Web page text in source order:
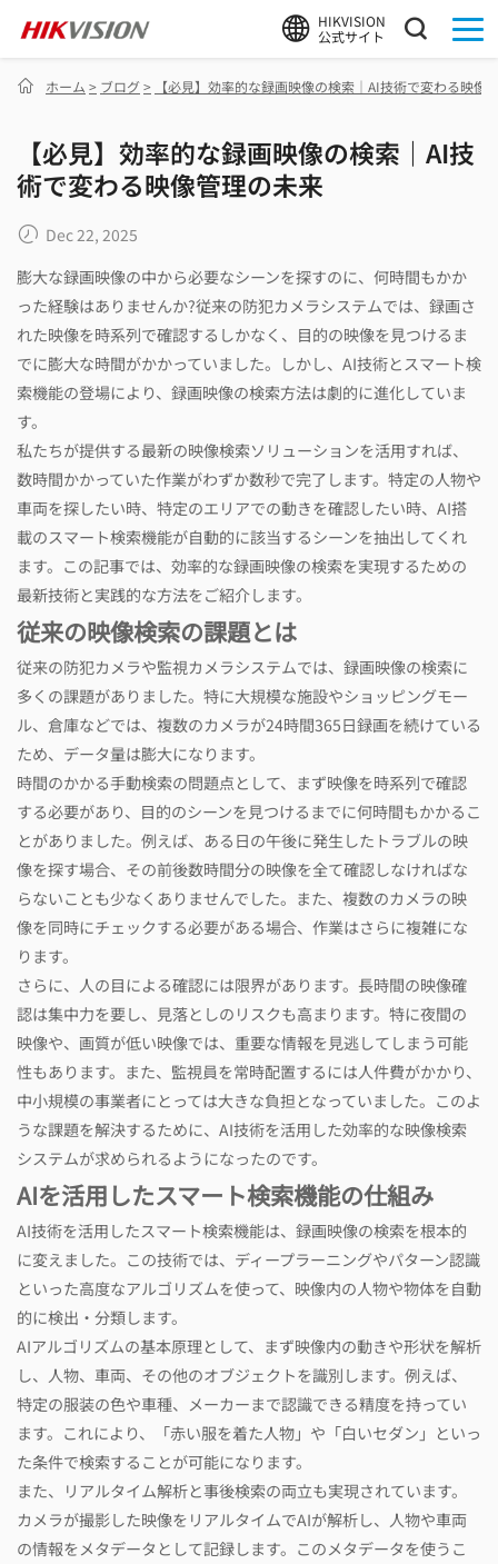
HIKVISION
公式サイト
ホーム > ブログ> 【必見】効率的な録画映像の検索｜AI技術で変わる映像
【必見】効率的な録画映像の検索｜AI技
術で変わる映像管理の未来
Dec 22, 2025
膨大な録画映像の中から必要なシーンを探すのに、何時間もかか
った経験はありませんか?従来の防犯カメラシステムでは、録画さ
れた映像を時系列で確認するしかなく、目的の映像を見つけるま
でに膨大な時間がかかっていました。しかし、AI技術とスマート検
索機能の登場により、録画映像の検索方法は劇的に進化していま
す。
私たちが提供する最新の映像検索ソリューションを活用すれば、
数時間かかっていた作業がわずか数秒で完了します。特定の人物や
車両を探したい時、特定のエリアでの動きを確認したい時、AI搭
載のスマート検索機能が自動的に該当するシーンを抽出してくれ
ます。この記事では、効率的な録画映像の検索を実現するための
最新技術と実践的な方法をご紹介します。
従来の映像検索の課題とは
従来の防犯カメラや監視カメラシステムでは、録画映像の検索に
多くの課題がありました。特に大規模な施設やショッピングモー
ル、倉庫などでは、複数のカメラが24時間365日録画を続けている
ため、データ量は膨大になります。
時間のかかる手動検索の問題点として、まず映像を時系列で確認
する必要があり、目的のシーンを見つけるまでに何時間もかかるこ
とがありました。例えば、ある日の午後に発生したトラブルの映
像を探す場合、その前後数時間分の映像を全て確認しなければな
らないことも少なくありませんでした。また、複数のカメラの映
像を同時にチェックする必要がある場合、作業はさらに複雑にな
ります。
さらに、人の目による確認には限界があります。長時間の映像確
認は集中力を要し、見落としのリスクも高まります。特に夜間の
映像や、画質が低い映像では、重要な情報を見逃してしまう可能
性もあります。また、監視員を常時配置するには人件費がかかり、
中小規模の事業者にとっては大きな負担となっていました。このよ
うな課題を解決するために、AI技術を活用した効率的な映像検索
システムが求められるようになったのです。
AIを活用したスマート検索機能の仕組み
AI技術を活用したスマート検索機能は、録画映像の検索を根本的
に変えました。この技術では、ディープラーニングやパターン認識
といった高度なアルゴリズムを使って、映像内の人物や物体を自動
的に検出・分類します。
AIアルゴリズムの基本原理として、まず映像内の動きや形状を解析
し、人物、車両、その他のオブジェクトを識別します。例えば、
特定の服装の色や車種、メーカーまで認識できる精度を持ってい
ます。これにより、「赤い服を着た人物」や「白いセダン」といっ
た条件で検索することが可能になります。
また、リアルタイム解析と事後検索の両立も実現されています。
カメラが撮影した映像をリアルタイムでAIが解析し、人物や車両
の情報をメタデータとして記録します。このメタデータを使うこ